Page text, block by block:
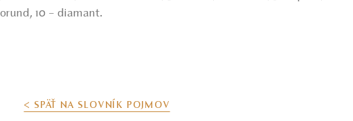
10 – diamant.
< SPÄŤ NA SLOVNÍK POJMOV